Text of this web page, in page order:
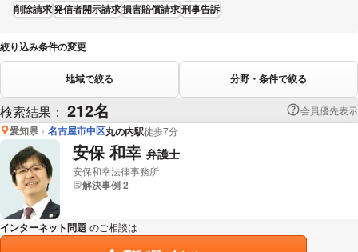
削除請求発信者開示請求損害賠償請求刑事告訴
絞り込み条件の変更
地域で絞る 分野・条件で絞る
検索結果： 212名 会員優先表示
愛知県 名古屋市中区丸の内駅徒歩7分
安保 和幸 弁護士
安保和幸法律事務所
解決事例 2
インターネット問題 のご相談は